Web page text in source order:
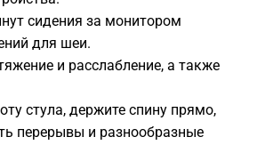
сидения за монитором
для шеи.
и расслабление, а также
стула, держите спину прямо,
перерывы и разнообразные